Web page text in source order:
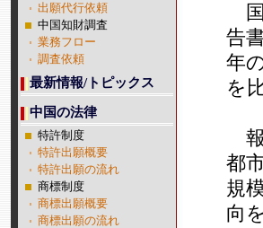
国
告
年
を
報
都
規
向
出願代行依頼
中国知財調査
業務フロー
調査依頼
最新情報/トピックス
中国の法律
特許制度
特許出願概要
特許出願の流れ
商標制度
商標出願概要
商標出願の流れ